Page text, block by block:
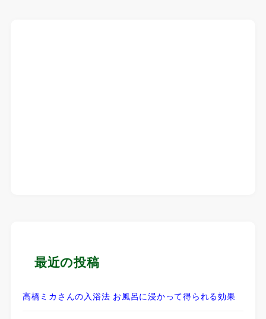
最近の投稿
高橋ミカさんの入浴法 お風呂に浸かって得られる効果